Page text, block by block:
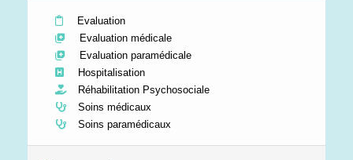
Evaluation
Evaluation médicale
Evaluation paramédicale
Hospitalisation
Réhabilitation Psychosociale
Soins médicaux
Soins paramédicaux